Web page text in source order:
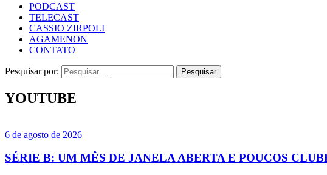
PODCAST
TELECAST
CASSIO ZIRPOLI
AGAMENON
CONTATO
Pesquisar por:
YOUTUBE
6 de agosto de 2026
SÉRIE B: UM MÊS DE JANELA ABERTA E POUCOS